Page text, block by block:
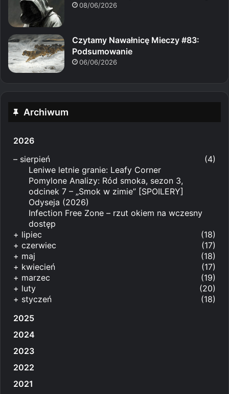
08/06/2026
Czytamy Nawałnicę Mieczy #83:
Podsumowanie
06/06/2026
Archiwum
2026
– sierpień
(4)
Leniwe letnie granie: Leafy Corner
Pomylone Analizy: Ród smoka, sezon 3,
odcinek 7 – „Smok w zimie” [SPOILERY]
Odyseja (2026)
Infection Free Zone – rzut okiem na wczesny
dostęp
+ lipiec
(18)
+ czerwiec
(17)
+ maj
(18)
+ kwiecień
(17)
+ marzec
(19)
+ luty
(20)
+ styczeń
(18)
2025
2024
2023
2022
2021